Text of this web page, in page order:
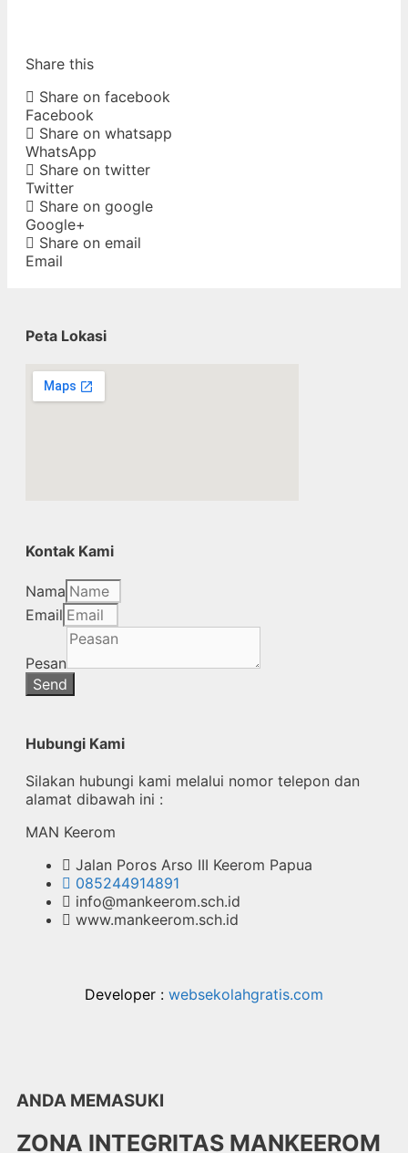
Share this
Share on facebook
Facebook
Share on whatsapp
WhatsApp
Share on twitter
Twitter
Share on google
Google+
Share on email
Email
Peta Lokasi
Kontak Kami
Nama
Email
Pesan
Send
Hubungi Kami
Silakan hubungi kami melalui nomor telepon dan
alamat dibawah ini :
MAN Keerom
Jalan Poros Arso III Keerom Papua
085244914891
info@mankeerom.sch.id
www.mankeerom.sch.id
Developer : websekolahgratis.com
ANDA MEMASUKI
ZONA INTEGRITAS MANKEEROM